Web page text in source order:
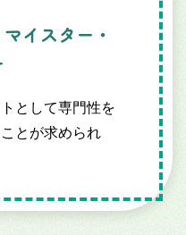
イスター・
として専門性を
とが求められ